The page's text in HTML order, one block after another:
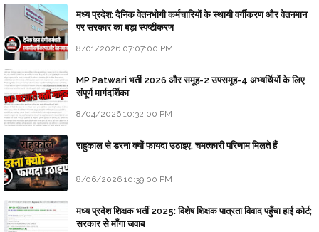
मध्य प्रदेश: दैनिक वेतनभोगी कर्मचारियों के स्थायी वर्गीकरण और वेतनमान
पर सरकार का बड़ा स्पष्टीकरण
8/01/2026 07:07:00 PM
MP Patwari भर्ती 2026 और समूह-2 उपसमूह-4 अभ्यर्थियों के लिए
संपूर्ण मार्गदर्शिका
8/04/2026 10:32:00 PM
राहुकाल से डरना क्यों फायदा उठाइए, चमत्कारी परिणाम मिलते हैं
8/06/2026 10:39:00 PM
मध्य प्रदेश शिक्षक भर्ती 2025: विशेष शिक्षक पात्रता विवाद पहुँचा हाई कोर्ट;
सरकार से माँगा जवाब